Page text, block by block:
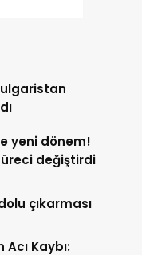
yeni dönem!
değiştirdi
çıkarması
Kaybı: